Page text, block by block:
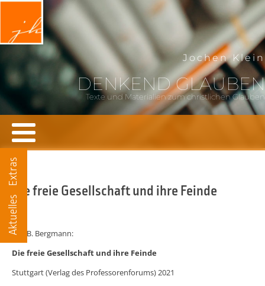
Aktuelles
Extras
Jochen Klein
DENKEND GLAUBEN
Texte und Materialien zum christlichen Glauben
Die freie Gesellschaft und ihre Feinde
Ralf B. Bergmann:
Die freie Gesellschaft und ihre Feinde
Stuttgart (Verlag des Professorenforums) 2021